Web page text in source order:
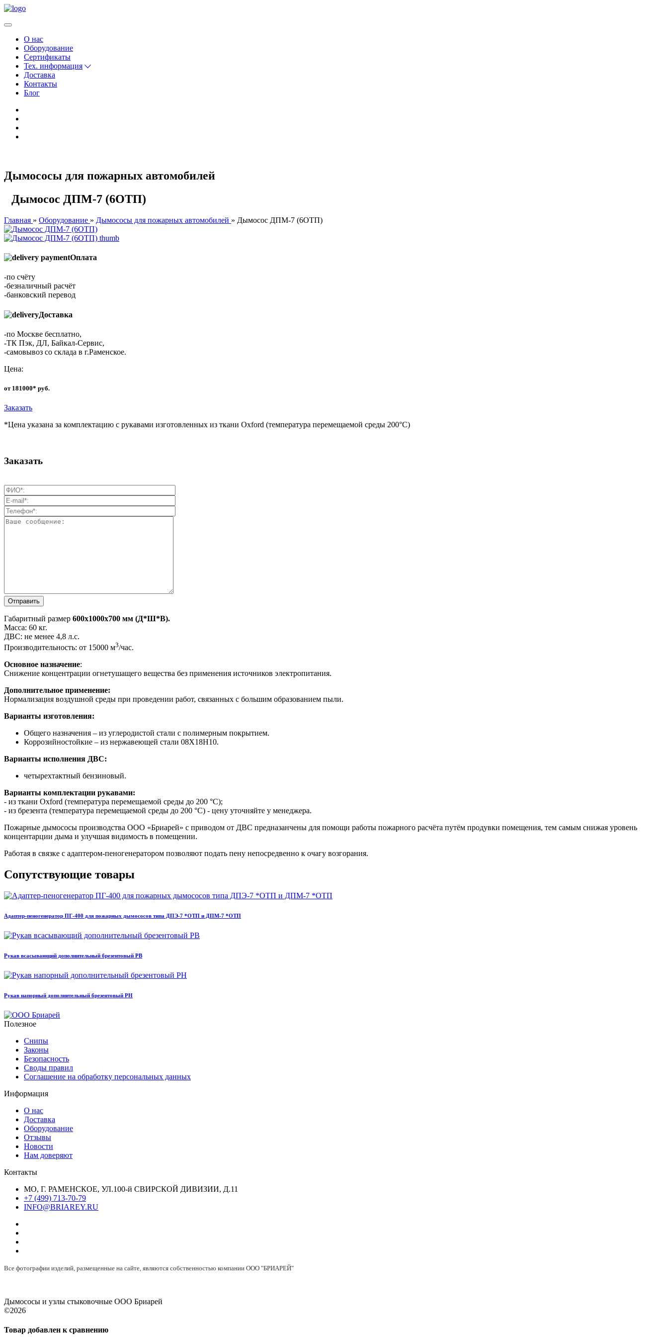
О нас
Оборудование
Сертификаты
Тех. информация
Доставка
Контакты
Блог
Дымососы для пожарных автомобилей
Дымосос ДПМ-7 (6ОТП)
Главная Оборудование Дымососы для пожарных автомобилей Дымосос ДПМ-7 (6ОТП)
Оплата
-по счёту
-безналичный расчёт
-банковский перевод
Доставка
-по Москве бесплатно,
-ТК Пэк, ДЛ, Байкал-Сервис,
-самовывоз со склада в г.Раменское.
Цена:
от 181000* руб.
Заказать
*Цена указана за комплектацию с рукавами изготовленных из ткани Oxford (температура перемещаемой среды 200°C)
Заказать
Габаритный размер 600х1000х700 мм (Д*Ш*В).
Масса: 60 кг.
ДВС: не менее 4,8 л.с.
Производительность: от 15000 м3/час.
Основное назначение:
Снижение концентрации огнетушащего вещества без применения источников электропитания.
Дополнительное применение:
Нормализация воздушной среды при проведении работ, связанных с большим образованием пыли.
Варианты изготовления:
Общего назначения – из углеродистой стали с полимерным покрытием.
Коррозийностойкие – из нержавеющей стали 08Х18Н10.
Варианты исполнения ДВС:
четырехтактный бензиновый.
Варианты комплектации рукавами:
- из ткани Oxford (температура перемещаемой среды до 200 °C);
- из брезента (температура перемещаемой среды до 200 °C) - цену уточняйте у менеджера.
Пожарные дымососы производства ООО «Бриарей» с приводом от ДВС предназанчены для помощи работы пожарного расчёта путём продувки помещения, тем самым снижая уровень
концентарции дыма и улучшая видимость в помещении.
Работая в связке с адаптером-пеногенератором позволяют подать пену непосредвенно к очагу возгорания.
Сопутствующие товары
Адаптер-пеногенератор ПГ-400 для пожарных дымососов типа ДПЭ-7 *ОТП и ДПМ-7 *ОТП
Рукав всасывающий дополнительный брезентовый РВ
Рукав напорный дополнительный брезентовый РН
Полезное
Снипы
Законы
Безопасность
Своды правил
Соглашение на обработку персональных данных
Информация
О нас
Доставка
Оборудование
Отзывы
Новости
Нам доверяют
Контакты
МО, Г. РАМЕНСКОЕ, УЛ.100-й СВИРСКОЙ ДИВИЗИИ, Д.11
+7 (499) 713-70-79
INFO@BRIAREY.RU
Все фотографии изделий, размещенные на сайте, являются собственностью компании ООО "БРИАРЕЙ"
Дымососы и узлы стыковочные ООО Бриарей
©2026
Товар добавлен к сравнению